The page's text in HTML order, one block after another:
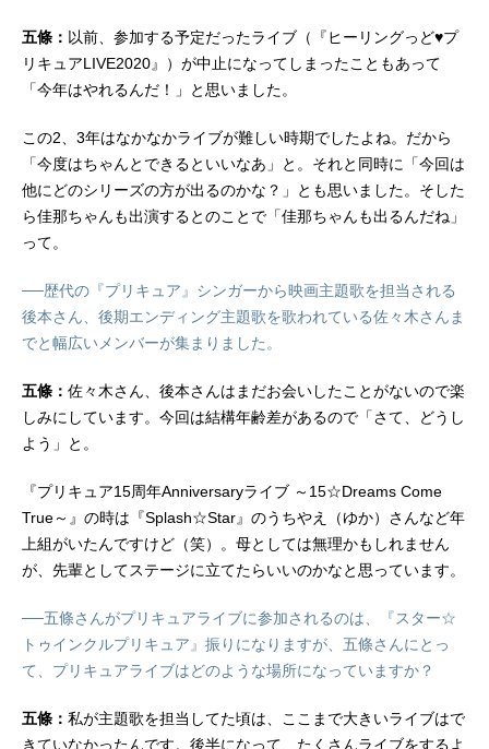
五條： 以前、参加する予定だったライブ（『ヒーリングっど♥プ
リキュアLIVE2020』）が中止になってしまったこともあって
「今年はやれるんだ！」と思いました。
この2、3年はなかなかライブが難しい時期でしたよね。だから
「今度はちゃんとできるといいなあ」と。それと同時に「今回は
他にどのシリーズの方が出るのかな？」とも思いました。そした
ら佳那ちゃんも出演するとのことで「佳那ちゃんも出るんだね」
って。
──歴代の『プリキュア』シンガーから映画主題歌を担当される
後本さん、後期エンディング主題歌を歌われている佐々木さんま
でと幅広いメンバーが集まりました。
五條： 佐々木さん、後本さんはまだお会いしたことがないので楽
しみにしています。今回は結構年齢差があるので「さて、どうし
よう」と。
『プリキュア15周年Anniversaryライブ ～15☆Dreams Come
True～』の時は『Splash☆Star』のうちやえ（ゆか）さんなど年
上組がいたんですけど（笑）。母としては無理かもしれません
が、先輩としてステージに立てたらいいのかなと思っています。
──五條さんがプリキュアライブに参加されるのは、『スター☆
トゥインクルプリキュア』振りになりますが、五條さんにとっ
て、プリキュアライブはどのような場所になっていますか？
五條： 私が主題歌を担当してた頃は、ここまで大きいライブはで
きていなかったんです。後半になって、たくさんライブをするよ